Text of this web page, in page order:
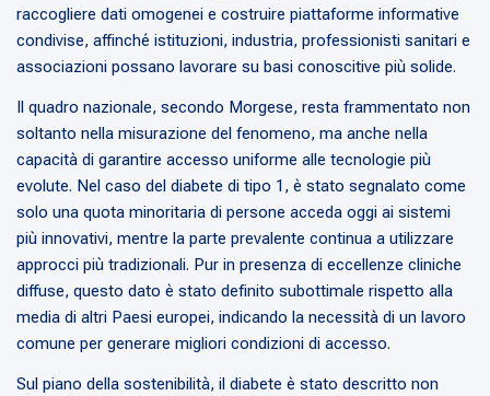
raccogliere dati omogenei e costruire piattaforme informative
condivise, affinché istituzioni, industria, professionisti sanitari e
associazioni possano lavorare su basi conoscitive più solide.
Il quadro nazionale, secondo Morgese, resta frammentato non
soltanto nella misurazione del fenomeno, ma anche nella
capacità di garantire accesso uniforme alle tecnologie più
evolute. Nel caso del diabete di tipo 1, è stato segnalato come
solo una quota minoritaria di persone acceda oggi ai sistemi
più innovativi, mentre la parte prevalente continua a utilizzare
approcci più tradizionali. Pur in presenza di eccellenze cliniche
diffuse, questo dato è stato definito subottimale rispetto alla
media di altri Paesi europei, indicando la necessità di un lavoro
comune per generare migliori condizioni di accesso.
Sul piano della sostenibilità, il diabete è stato descritto non